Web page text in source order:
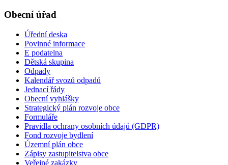
Obecní úřad
Úřední deska
Povinné informace
E podatelna
Dětská skupina
Odpady
Kalendář svozů odpadů
Jednací řády
Obecní vyhlášky
Strategický plán rozvoje obce
Formuláře
Pravidla ochrany osobních údajů (GDPR)
Fond rozvoje bydlení
Územní plán obce
Zápisy zastupitelstva obce
Veřejné zakázky